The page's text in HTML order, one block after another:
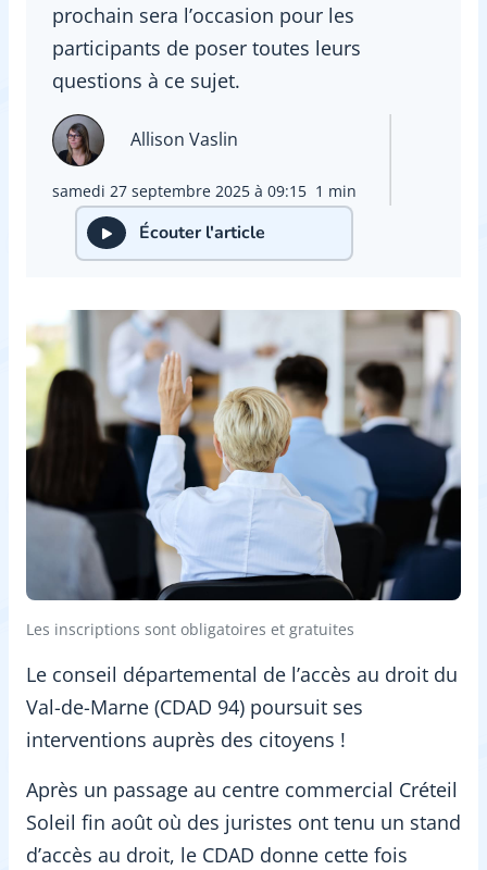
prochain sera l’occasion pour les
participants de poser toutes leurs
questions à ce sujet.
Allison Vaslin
samedi 27 septembre 2025 à 09:15 1 min
Écouter l'article
Les inscriptions sont obligatoires et gratuites
Le conseil départemental de l’accès au droit du
Val-de-Marne (CDAD 94) poursuit ses
interventions auprès des citoyens !
Après un passage au centre commercial Créteil
Soleil fin août où des juristes ont tenu un stand
d’accès au droit, le CDAD donne cette fois